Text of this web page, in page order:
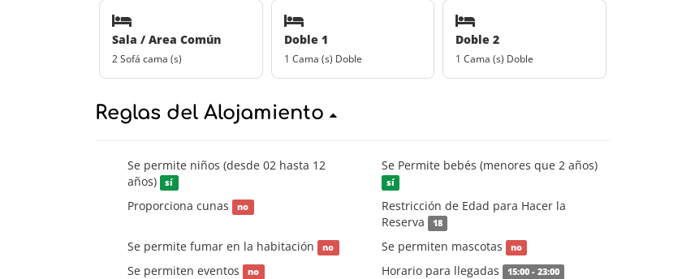
Sala / Area Común
2 Sofá cama (s)
Doble 1
1 Cama (s) Doble
Doble 2
1 Cama (s) Doble
Reglas del Alojamiento
Se permite niños (desde 02 hasta 12
años)
sí
Se Permite bebés (menores que 2 años)
sí
Proporciona cunas no
Restricción de Edad para Hacer la
Reserva
18
Se permite fumar en la habitación no Se permiten mascotas no
Se permiten eventos no Horario para llegadas 15:00 - 23:00